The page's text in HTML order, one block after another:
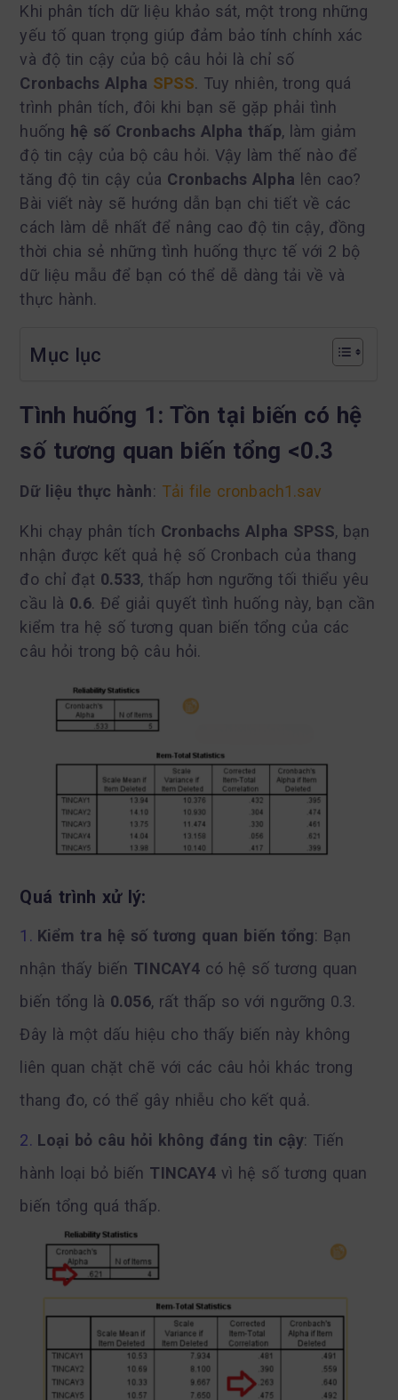
Khi phân tích dữ liệu khảo sát, một trong những
yếu tố quan trọng giúp đảm bảo tính chính xác
và độ tin cậy của bộ câu hỏi là chỉ số
Cronbachs Alpha SPSS. Tuy nhiên, trong quá
trình phân tích, đôi khi bạn sẽ gặp phải tình
huống hệ số Cronbachs Alpha thấp, làm giảm
độ tin cậy của bộ câu hỏi. Vậy làm thế nào để
tăng độ tin cậy của Cronbachs Alpha lên cao?
Bài viết này sẽ hướng dẫn bạn chi tiết về các
cách làm dễ nhất để nâng cao độ tin cậy, đồng
thời chia sẻ những tình huống thực tế với 2 bộ
dữ liệu mẫu để bạn có thể dễ dàng tải về và
thực hành.
Mục lục
Tình huống 1: Tồn tại biến có hệ
số tương quan biến tổng <0.3
Dữ liệu thực hành: Tải file cronbach1.sav
Khi chạy phân tích Cronbachs Alpha SPSS, bạn
nhận được kết quả hệ số Cronbach của thang
đo chỉ đạt 0.533, thấp hơn ngưỡng tối thiểu yêu
cầu là 0.6. Để giải quyết tình huống này, bạn cần
kiểm tra hệ số tương quan biến tổng của các
câu hỏi trong bộ câu hỏi.
Quá trình xử lý:
Kiểm tra hệ số tương quan biến tổng: Bạn
nhận thấy biến TINCAY4 có hệ số tương quan
biến tổng là 0.056, rất thấp so với ngưỡng 0.3.
Đây là một dấu hiệu cho thấy biến này không
liên quan chặt chẽ với các câu hỏi khác trong
thang đo, có thể gây nhiễu cho kết quả.
Loại bỏ câu hỏi không đáng tin cậy: Tiến
hành loại bỏ biến TINCAY4 vì hệ số tương quan
biến tổng quá thấp.